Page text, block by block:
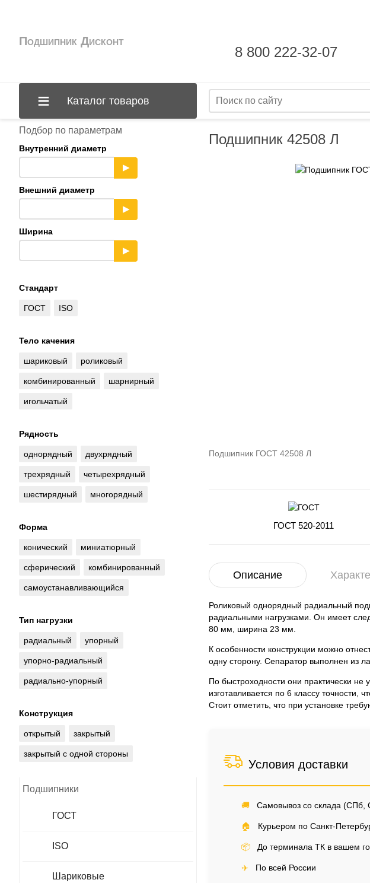
Подшипник 42508 Л
Подшипник ГОСТ 42508 Л
ГОСТ 520-2011
Описание
Роликовый однорядный радиальный
радиальными нагрузками. Он имеет
80 мм, ширина 23 мм.
К особенности конструкции можно
одну сторону. Сепаратор выполнен из
По быстроходности они практически
изготавливается по 6 классу
Стоит отметить, что при установке
Условия доставки
🚚 Самовывоз со склада (СПб,
🏠 Курьером по Санкт-
📦 До терминала ТК в вашем
✈️ По всей России
Подбор по параметрам
Внутренний диаметр
▶
Внешний диаметр
▶
Ширина
▶
Стандарт
ГОСТ ISO
Тело качения
шариковый роликовый
комбинированный шарнирный
игольчатый
Рядность
однорядный двухрядный
трехрядный четырехрядный
шестирядный многорядный
Форма
конический миниатюрный
сферический комбинированный
самоустанавливающийся
Тип нагрузки
радиальный упорный
упорно-радиальный
радиально-упорный
Конструкция
открытый закрытый
закрытый с одной стороны
Подшипники
ГОСТ
ISO
Шариковые
Подшипник Дисконт
8 800 222-32-07
Каталог товаров